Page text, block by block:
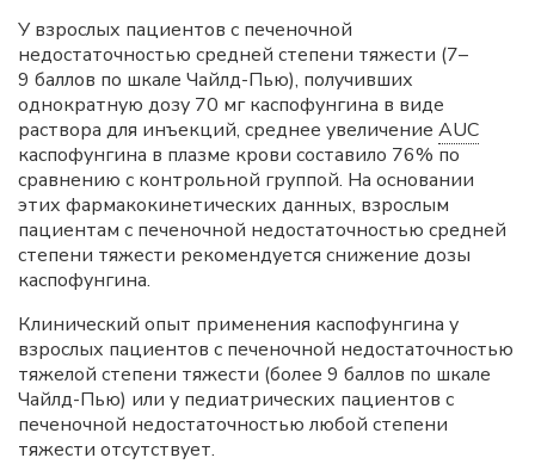
У взрослых пациентов с печеночной
недостаточностью средней степени тяжести (7–
9 баллов по шкале Чайлд-Пью), получивших
однократную дозу 70 мг каспофунгина в виде
раствора для инъекций, среднее увеличение AUC
каспофунгина в плазме крови составило 76% по
сравнению с контрольной группой. На основании
этих фармакокинетических данных, взрослым
пациентам с печеночной недостаточностью средней
степени тяжести рекомендуется снижение дозы
каспофунгина.
Клинический опыт применения каспофунгина у
взрослых пациентов с печеночной недостаточностью
тяжелой степени тяжести (более 9 баллов по шкале
Чайлд-Пью) или у педиатрических пациентов с
печеночной недостаточностью любой степени
тяжести отсутствует.